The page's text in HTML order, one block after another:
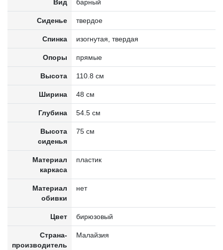
Вид барный
Сиденье твердое
Спинка изогнутая, твердая
Опоры прямые
Высота 110.8 см
Ширина 48 см
Глубина 54.5 см
Высота
сиденья
75 см
Материал
каркаса
пластик
Материал
обивки
нет
Цвет бирюзовый
Страна-
производитель
Малайзия